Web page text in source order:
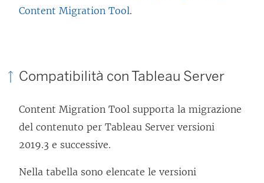
Content Migration Tool.
Compatibilità conTableau Server
Content Migration Tool supporta la migrazione
del contenuto per Tableau Server versioni
2019.3 e successive.
Nella tabella sono elencate le versioni